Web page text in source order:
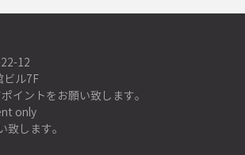
12
ビル7F
イントをお願い致します。
only
致します。